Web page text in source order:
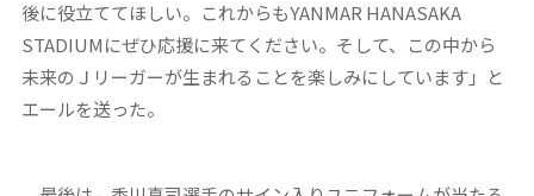
後に役立ててほしい。これからもYANMAR HANASAKA
STADIUMにぜひ応援に来てください。そして、この中から
未来のＪリーガーが生まれることを楽しみにしています」と
エールを送った。